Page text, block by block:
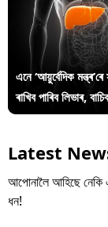
এনে ‘আয়ুৰ্বেদিক
ৰাখিব পাৰিব লিভাৰ,
Latest
আপোনালৈ আহিছে নেকি
ধন!